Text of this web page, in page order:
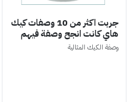
جربت اكثر من 10 وصفات كيك
هاي كانت انجح وصفة فيهم
وصفة الكيك المثالية